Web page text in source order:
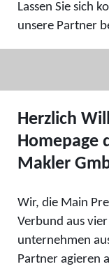
Lassen Sie sich
unsere Partner
Herzlich
Homepage
Makler
Wir, die Main
Verbund aus
unternehmen
Partner agieren